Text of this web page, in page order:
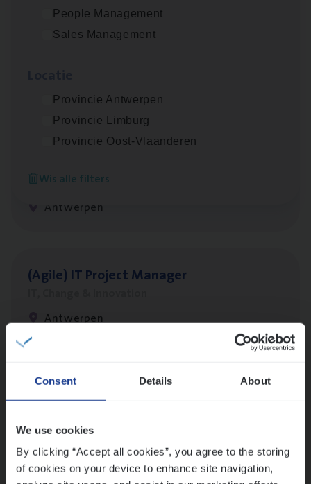
Consent Details About
We use cookies
By clicking “Accept all cookies”, you agree to the storing
of cookies on your device to enhance site navigation,
People Management
Sales Management
Provincie Antwerpen
Provincie Limburg
Provincie Oost-Vlaanderen
Wis alle filters
Busi­ness Analyst
Cus­to­mer Care Expert
Customer Services
Antwerpen
(Agi­le) ITPro­ject Manager
Antwerpen
Lees onze verhalen
versterken
Mathias houdt van diepgaande dossiers én droge
humor